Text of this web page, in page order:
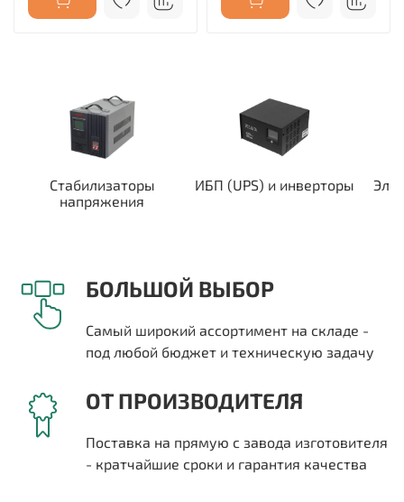
Стабилизаторы
напряжения
ИБП (UPS) и инверторы
БОЛЬШОЙ ВЫБОР
Самый широкий ассортимент на складе -
под любой бюджет и техническую задачу
ОТ ПРОИЗВОДИТЕЛЯ
Поставка на прямую с завода изготовителя
- кратчайшие сроки и гарантия качества